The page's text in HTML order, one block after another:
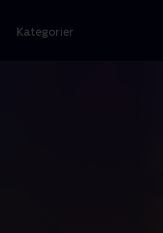
Kategorier